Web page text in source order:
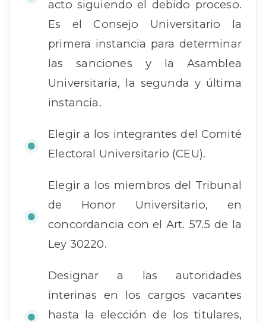
acto siguiendo el debido proceso.
Es el Consejo Universitario la
primera instancia para determinar
las sanciones y la Asamblea
Universitaria, la segunda y última
instancia.
Elegir a los integrantes del Comité
Electoral Universitario (CEU).
Elegir a los miembros del Tribunal
de Honor Universitario, en
concordancia con el Art. 57.5 de la
Ley 30220.
Designar a las autoridades
interinas en los cargos vacantes
hasta la elección de los titulares,